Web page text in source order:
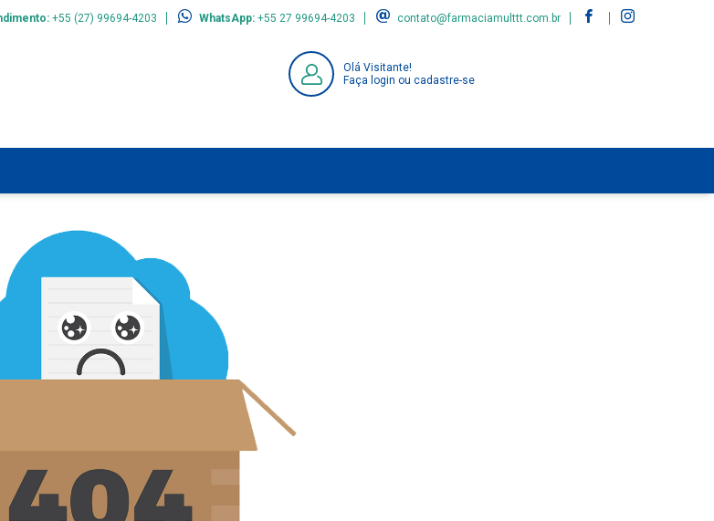
+55 (27) 99694-4203 WhatsApp: +55 27 99694-4203 contato@farmaciamulttt.com.br
Olá Visitante!
Faça login ou cadastre-se